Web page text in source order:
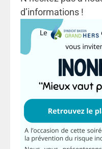
d’informations !